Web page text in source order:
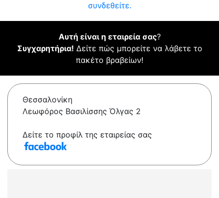
συνδεθείτε.
Αυτή είναι η εταιρεία σας?
Συγχαρητήρια! Δείτε πώς μπορείτε να λάβετε το
πακέτο βραβείων!
Θεσσαλονίκη
Λεωφόρος Βασιλίσσης Όλγας 2
Δείτε το προφίλ της εταιρείας σας